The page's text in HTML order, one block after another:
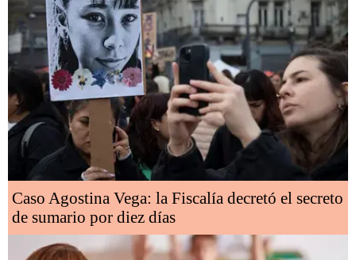
Caso Agostina Vega: la Fiscalía decretó el secreto
de sumario por diez días